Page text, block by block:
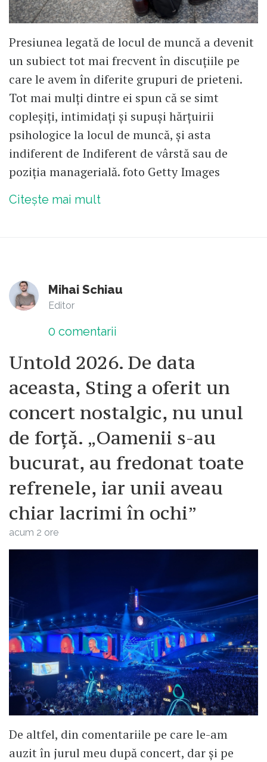
Presiunea legată de locul de muncă a devenit
un subiect tot mai frecvent în discuțiile pe
care le avem în diferite grupuri de prieteni.
Tot mai mulți dintre ei spun că se simt
copleșiți, intimidați și supuși hărțuirii
psihologice la locul de muncă, și asta
indiferent de Indiferent de vârstă sau de
poziția managerială. foto Getty Images
Citește mai mult
Mihai Schiau
Editor
0 comentarii
Untold 2026. De data
aceasta, Sting a oferit un
concert nostalgic, nu unul
de forță. „Oamenii s-au
bucurat, au fredonat toate
refrenele, iar unii aveau
chiar lacrimi în ochi”
acum 2 ore
De altfel, din comentariile pe care le-am
auzit în jurul meu după concert, dar și pe